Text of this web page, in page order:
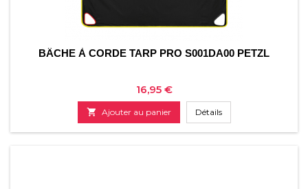
BÂCHE À CORDE TARP PRO S001DA00 PETZL
Prix
16,95 €
 Ajouter au panier Détails